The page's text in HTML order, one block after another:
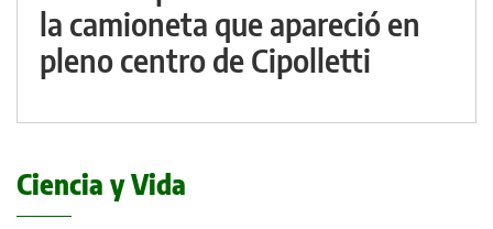
la camioneta que apareció en
pleno centro de Cipolletti
Ciencia y Vida